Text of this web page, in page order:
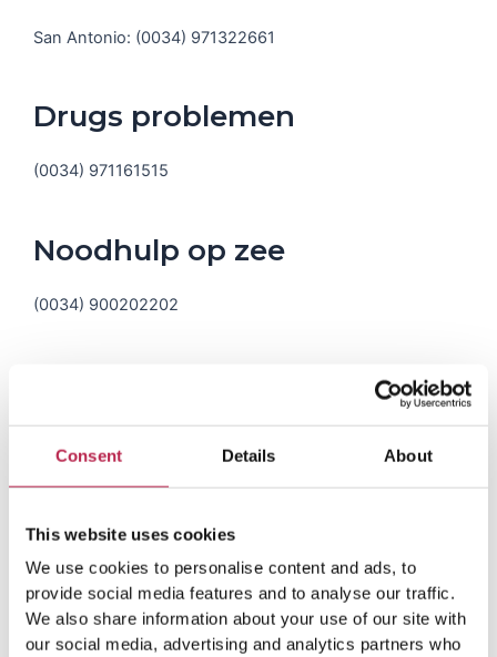
Consent Details About
This website uses cookies
We use cookies to personalise content and ads, to
provide social media features and to analyse our traffic.
We also share information about your use of our site with
our social media, advertising and analytics partners who
San Antonio: (0034) 971322661
Drugs problemen
(0034) 971161515
Noodhulp op zee
(0034) 900202202
€ 0,90 per km. ‘s Avonds bedraagt de prijs per km €
1,05. Een extra toeslag van € 1,50 geldt voor
telefonische reservering kost € 4,10, honden € 3,
bagage € 0,40 per stuk en wachttijd bedraagt € 16 à €
18 per uur.
Taxi Ibiza-stad: (0034) 971 398483